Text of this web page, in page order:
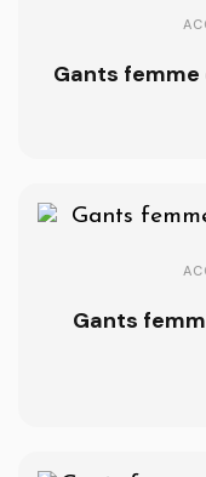
Gants femme
Gants